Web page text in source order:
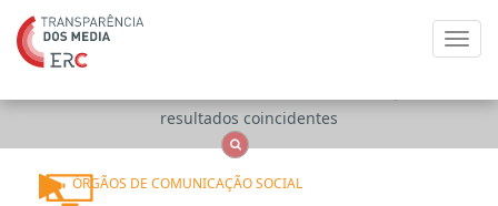
resultados coincidentes
ÓRGÃOS DE COMUNICAÇÃO SOCIAL